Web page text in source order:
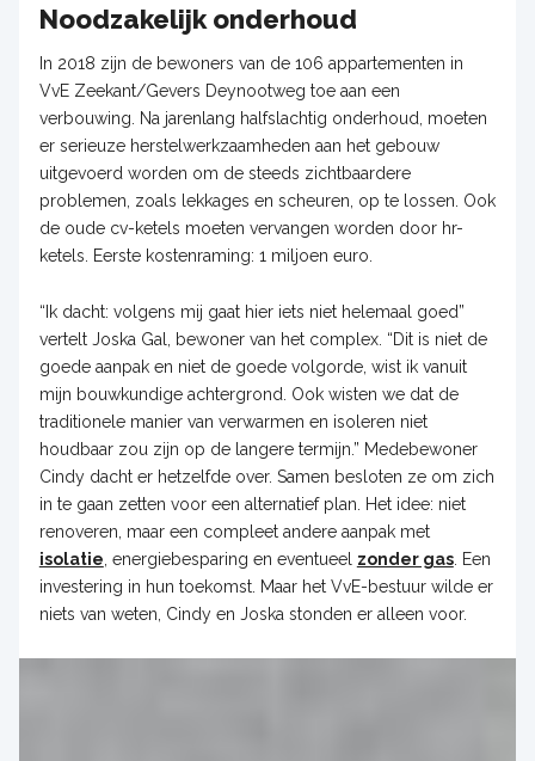
Noodzakelijk onderhoud
In 2018 zijn de bewoners van de 106 appartementen in
VvE Zeekant/Gevers Deynootweg toe aan een
verbouwing. Na jarenlang halfslachtig onderhoud, moeten
er serieuze herstelwerkzaamheden aan het gebouw
uitgevoerd worden om de steeds zichtbaardere
problemen, zoals lekkages en scheuren, op te lossen. Ook
de oude cv-ketels moeten vervangen worden door hr-
ketels. Eerste kostenraming: 1 miljoen euro.
“Ik dacht: volgens mij gaat hier iets niet helemaal goed”
vertelt Joska Gal, bewoner van het complex. “Dit is niet de
goede aanpak en niet de goede volgorde, wist ik vanuit
mijn bouwkundige achtergrond. Ook wisten we dat de
traditionele manier van verwarmen en isoleren niet
houdbaar zou zijn op de langere termijn.” Medebewoner
Cindy dacht er hetzelfde over. Samen besloten ze om zich
in te gaan zetten voor een alternatief plan. Het idee: niet
renoveren, maar een compleet andere aanpak met
isolatie, energiebesparing en eventueel zonder gas. Een
investering in hun toekomst. Maar het VvE-bestuur wilde er
niets van weten, Cindy en Joska stonden er alleen voor.